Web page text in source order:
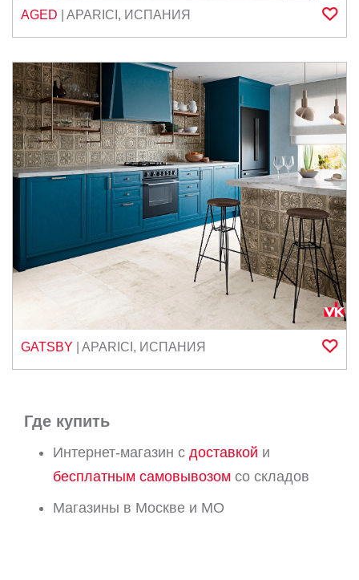
AGED APARICI , ИСПАНИЯ
GATSBY APARICI , ИСПАНИЯ
Где купить
Интернет-магазин с доставкой и
бесплатным самовывозом со складов
Магазины в Москве и МО